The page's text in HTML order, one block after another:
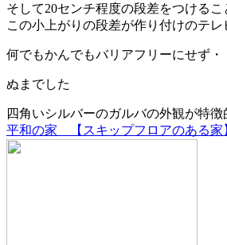
そして20センチ程度の段差をつける
この小上がりの段差が作り付けのテ
何でもかんでもバリアフリーにせず
ぬまでした
四角いシルバーのガルバの外観が特
平和の家 【スキップフロアのある家